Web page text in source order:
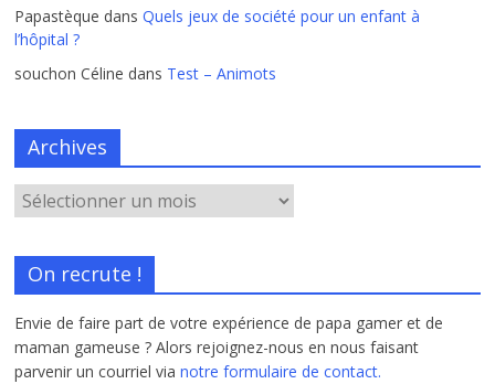
Papastèque dansQuels jeux de société pour un enfant à
l’hôpital ?
souchon Céline dans Test – Animots
Archives
On recrute !
Envie de faire part de votre expérience de papa gamer et de
maman gameuse ? Alors rejoignez-nous en nous faisant
parvenir un courriel vianotre formulaire de contact.